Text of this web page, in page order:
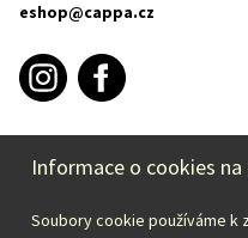
eshop@cappa.cz
PURCHASE INFORMATION
Informace o cookies
Soubory cookie používáme k